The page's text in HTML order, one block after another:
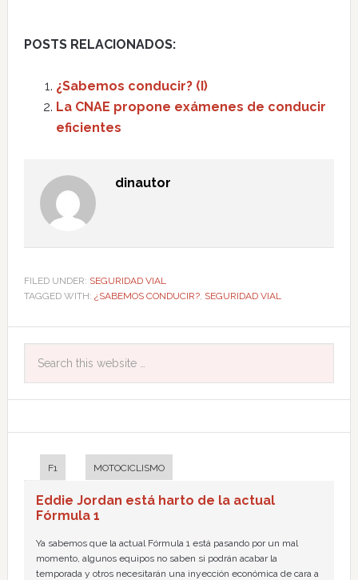
POSTS RELACIONADOS:
¿Sabemos conducir? (I)
La CNAE propone exámenes de conducir
eficientes
dinautor
FILED UNDER: SEGURIDAD VIAL
TAGGED WITH: ¿SABEMOS CONDUCIR?, SEGURIDAD VIAL
F1 MOTOCICLISMO
Eddie Jordan está harto de la actual
Fórmula 1
Ya sabemos que la actual Fórmula 1 está pasando por un mal
momento, algunos equipos no saben si podrán acabar la
temporada y otros necesitarán una inyección económica de cara a